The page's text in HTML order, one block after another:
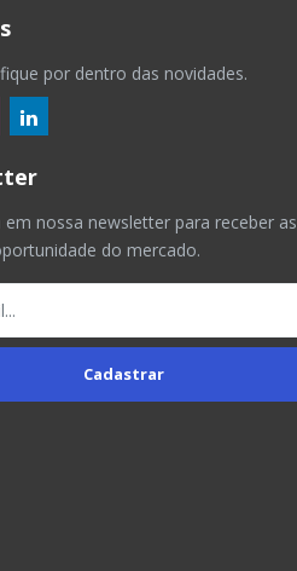
por dentro das novidades.
em nossa newsletter para receber as
do mercado.
Cadastrar